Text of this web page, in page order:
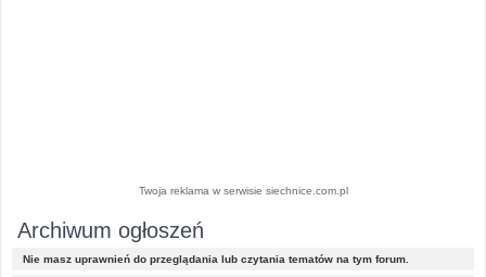
Twoja reklama w serwisie siechnice.com.pl
Archiwum ogłoszeń
Nie masz uprawnień do przeglądania lub czytania tematów na tym forum.